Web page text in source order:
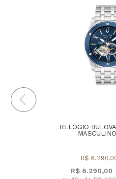
RELÓGIO
R$ 6.290,00
R$